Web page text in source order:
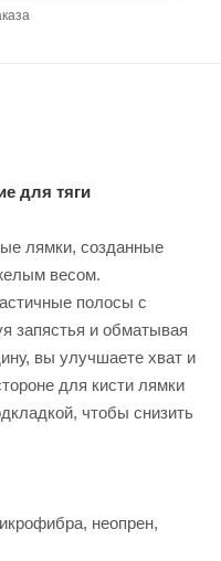
для тяги
лямки, созданные
весом.
полосы с
запястья и обматывая
вы улучшаете хват и
для кисти лямки
чтобы снизить
неопрен,